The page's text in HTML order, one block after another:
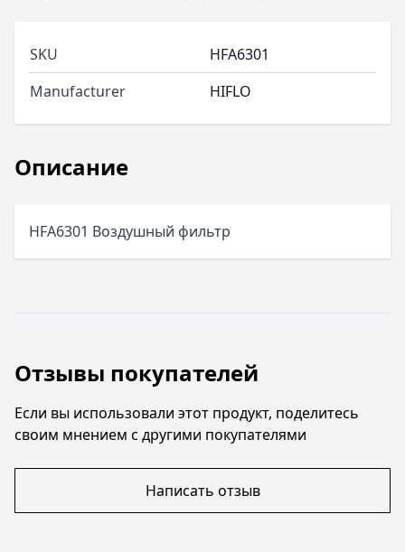
Описание
HFA6301 Воздушный фильтр
SKU
HFA6301
Manufacturer
HIFLO
Отзывы покупателей
Если вы использовали этот продукт, поделитесь
своим мнением с другими покупателями
Написать отзыв